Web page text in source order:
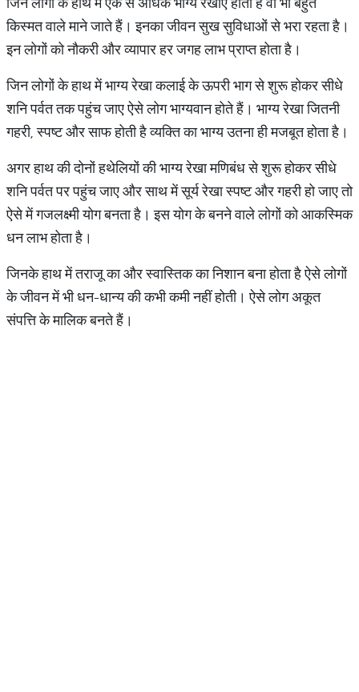
किस्मत वाले माने जाते हैं। इनका जीवन सुख सुविधाओं से भरा रहता है।
इन लोगों को नौकरी और व्यापार हर जगह लाभ प्राप्त होता है।
जिन लोगों के हाथ में भाग्य रेखा कलाई के ऊपरी भाग से शुरू होकर सीधे
शनि पर्वत तक पहुंच जाए ऐसे लोग भाग्यवान होते हैं। भाग्य रेखा जितनी
गहरी, स्पष्ट और साफ होती है व्यक्ति का भाग्य उतना ही मजबूत होता है।
अगर हाथ की दोनों हथेलियों की भाग्य रेखा मणिबंध से शुरू होकर सीधे
शनि पर्वत पर पहुंच जाए और साथ में सूर्य रेखा स्पष्ट और गहरी हो जाए तो
ऐसे में गजलक्ष्मी योग बनता है। इस योग के बनने वाले लोगों को आकस्मिक
धन लाभ होता है।
जिनके हाथ में तराजू का और स्वास्तिक का निशान बना होता है ऐसे लोगों
के जीवन में भी धन-धान्य की कभी कमी नहीं होती। ऐसे लोग अकूत
संपत्ति के मालिक बनते हैं।